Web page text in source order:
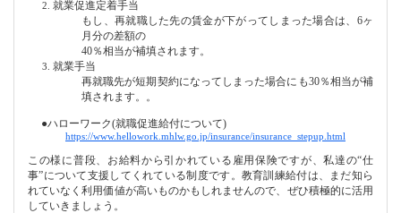
就業促進定着手当
もし、再就職した先の賃金が下がってしまった場合は、 6ヶ
月分の差額の
40％相当が補填されます。
就業手当
再就職先が短期契約になってしまった場合にも30％相当が補
填されます。。
●ハローワーク(就職促進給付について)
https://www.hellowork.mhlw.go.jp/insurance/insurance_stepup.html
この様に普段、お給料から引かれている雇用保険ですが、私達の“仕
事”について支援してくれている制度です。教育訓練給付は、まだ知ら
れていなく利用価値が高いものかもしれませんので、ぜひ積極的に活用
していきましょう。